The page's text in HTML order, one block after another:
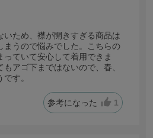
いため、襟が開きすぎる商品は
まうので悩みでした。こちらの
ていて安心して着用できま
アゴ下まではないので、春、
す。
参考になった 1